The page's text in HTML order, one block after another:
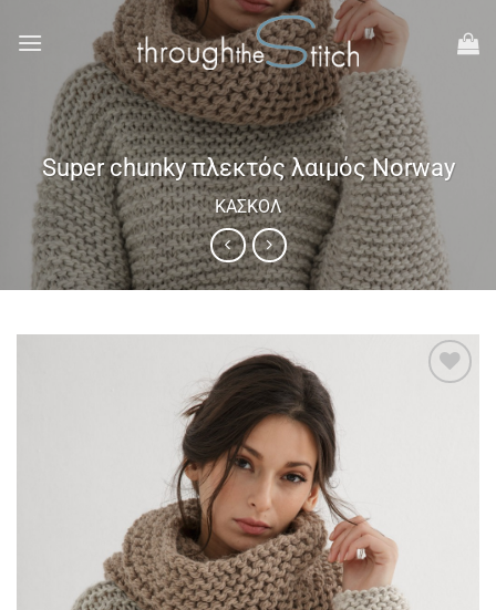
στο
περιεχόμενο
Super chunky πλεκτός λαιμός Norway
ΚΑΣΚΌΛ